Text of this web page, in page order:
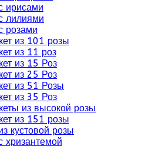
ирисами
лилиями
розами
из 101 розы
из 11 роз
из 15 Роз
из 25 Роз
из 51 Розы
из 35 Роз
из высокой розы
из 151 розы
кустовой розы
хризантемой